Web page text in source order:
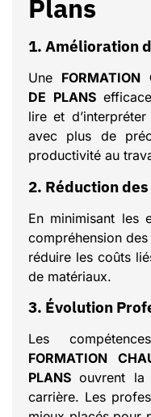
Plans
1.
Une FORMATION
DE PLANS
lire et
avec plus de
productivité au
2. Réduction
En minimisant les
compréhension
réduire les coûts
de matériaux.
3. Évolution
Les
FORMATION
PLANS ouvrent
carrière. Les